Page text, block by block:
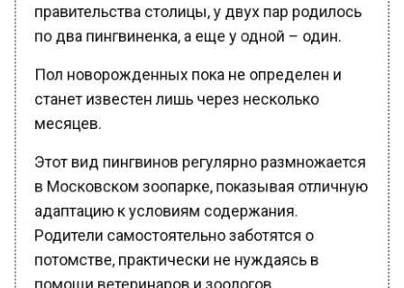
по два пингвиненка, а еще у одной – один.
станет известен лишь через несколько
месяцев.
в Московском зоопарке, показывая отличную
адаптацию к условиям содержания.
Родители самостоятельно заботятся о
потомстве, практически не нуждаясь в
помощи ветеринаров и зоологов.